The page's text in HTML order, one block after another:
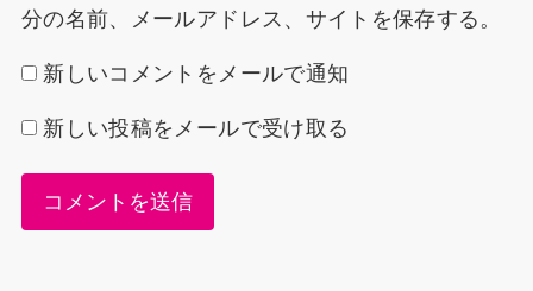
分の名前、メールアドレス、サイトを保存する。
新しいコメントをメールで通知
新しい投稿をメールで受け取る